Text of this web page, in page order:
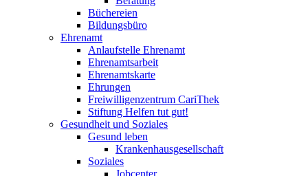
Büchereien
Bildungsbüro
Ehrenamt
Anlaufstelle Ehrenamt
Ehrenamtsarbeit
Ehrenamtskarte
Ehrungen
Freiwilligenzentrum CariThek
Stiftung Helfen tut gut!
Gesundheit und Soziales
Gesund leben
Krankenhausgesellschaft
Soziales
Jobcenter